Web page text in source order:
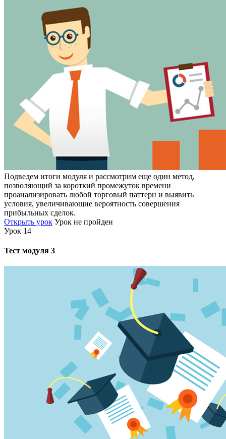
Подведем итоги модуля и рассмотрим еще один метод,
позволяющий за короткий промежуток времени
проанализировать любой торговый паттерн и выявить
условия, увеличивающие вероятность совершения
прибыльных сделок.
Открыть урок Урок не пройден
Урок 14
Тест модуля 3